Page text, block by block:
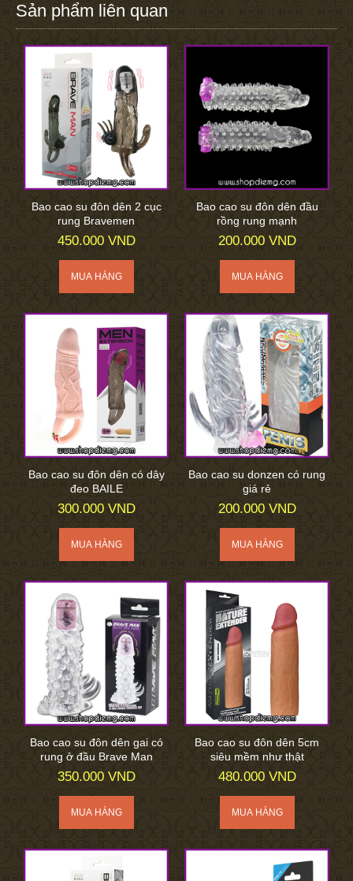
Sản phẩm liên quan
Bao cao su đôn dên 2 cục
rung Bravemen
450.000 VND
Bao cao su đôn dên đầu
rồng rung mạnh
200.000 VND
Bao cao su đôn dên có dây
đeo BAILE
300.000 VND
Bao cao su donzen có rung
giá rẻ
200.000 VND
Bao cao su đôn dên gai có
rung ở đầu Brave Man
350.000 VND
Bao cao su đôn dên 5cm
siêu mềm như thật
480.000 VND